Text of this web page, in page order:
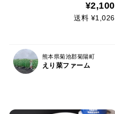
¥2,100
送料 ¥1,026
熊本県菊池郡菊陽町
えり菜ファーム